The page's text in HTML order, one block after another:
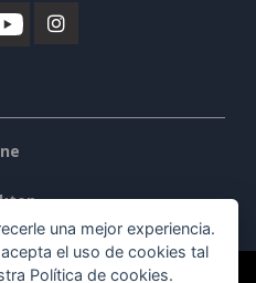
una mejor experiencia.
el uso de cookies tal
Política de cookies.